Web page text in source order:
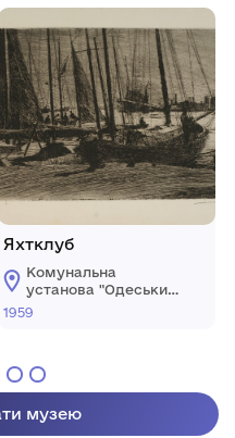
Яхтклуб
Комунальна
установа "Одеський
національний
1959
музею